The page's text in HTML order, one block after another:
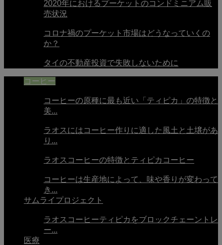
2020年におけるプーケットのコンドミニアム販
売状況
コロナ禍のプーケット市場はどうなっていくの
か？
タイの不動産投資で失敗しないために
コーヒー
コーヒーの原種に最も近い「ティピカ」の特徴と
美...
ラオスにはコーヒー作りに適した風土と土壌があ
り...
ラオスコーヒーの特徴とティピカコーヒー
コーヒーは生産地によって、味や香りが変わって
き...
サムライプロジェクト
ラオスコーヒーティピカをブロックチェーントレ
ー...
医療